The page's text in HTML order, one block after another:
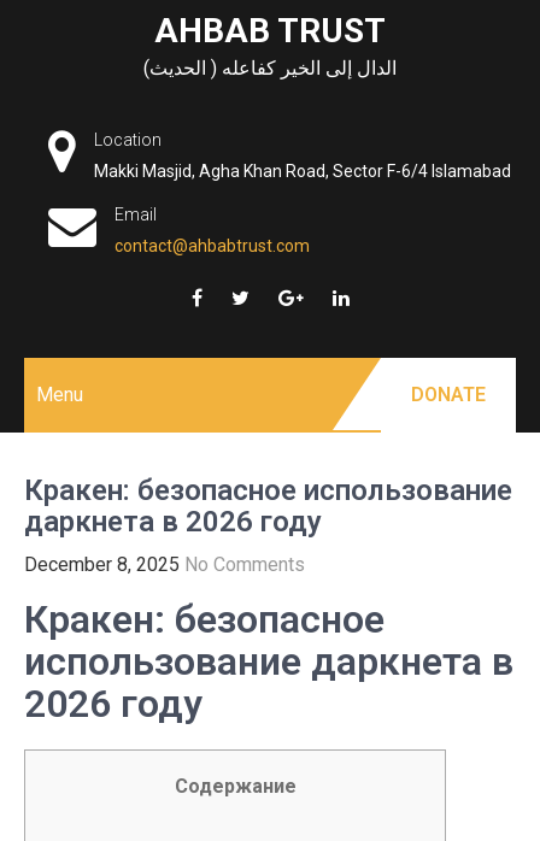
AHBAB TRUST
الدال إلى الخير كفاعله ( الحديث)
Location
Makki Masjid, Agha Khan Road, Sector F-6/4 Islamabad
Email
contact@ahbabtrust.com
Menu DONATE
Кракен: безопасное использование
даркнета в 2026 году
December 8, 2025 No Comments
Кракен: безопасное
использование даркнета в
2026 году
Содержание